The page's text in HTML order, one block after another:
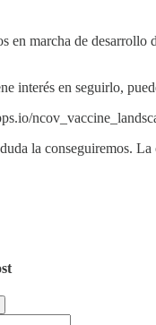
en marcha de desarrollo
interés en seguirlo,
la conseguiremos. La